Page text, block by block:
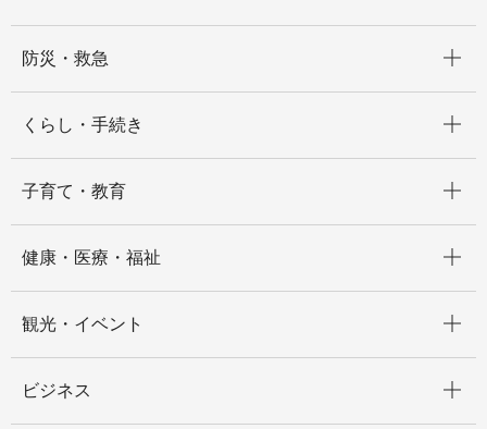
防災・救急
くらし・手続き
子育て・教育
健康・医療・福祉
観光・イベント
ビジネス